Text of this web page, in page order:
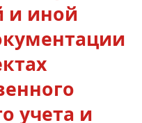
и иной
учета и